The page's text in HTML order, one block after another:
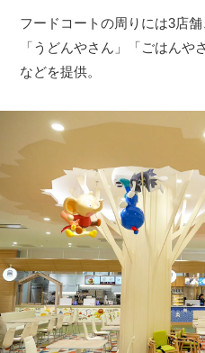
フードコートの周りには3店
「うどんやさん」「ごはん
などを提供。